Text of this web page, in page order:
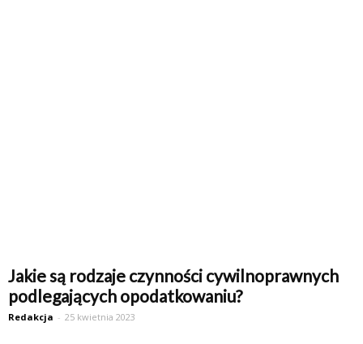
Jakie są rodzaje czynności cywilnoprawnych
podlegających opodatkowaniu?
Redakcja - 25 kwietnia 2023